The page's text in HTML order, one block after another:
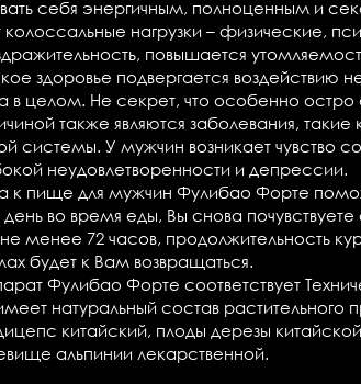
себя энергичным, полноценным и
нагрузки – физические,
повышается
здоровье подвергается воздействию
в целом. Не секрет, что особенно
также являются заболевания, такие
У мужчин возникает чувство
неудовлетворенности и депрессии.
к пище для мужчин Фулибао Форте
во время еды, Вы снова
менее 72 часов, продолжительность
будет к Вам возвращаться.
Фулибао Форте соответствует
натуральный составрастительного
китайский, плоды дерезы
альпинии лекарственной.